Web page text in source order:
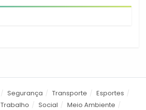
Segurança Transporte
Esportes
Trabalho Social
Meio Ambiente